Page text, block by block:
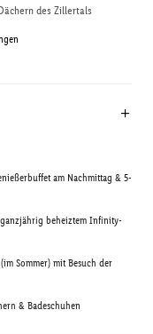
des Zillertals
am Nachmittag & 5-
beheiztem Infinity-
Sommer) mit Besuch der
& Badeschuhen